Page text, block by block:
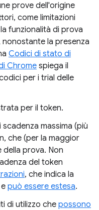
prove dell'origine
come limitazioni
funzionalità di prova
la presenza
Codici di stato di
Chromespiega il
per i trial delle
per il token.
massima (più
che (per la maggior
prova. Non
del token
, che indica la
può essere estesa.
di utilizzo che possono